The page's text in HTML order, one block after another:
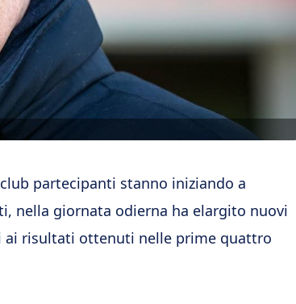
partecipanti stanno iniziando a
nella giornata odierna ha elargito nuovi
ai risultati ottenuti nelle prime quattro